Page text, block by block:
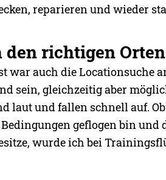
reparieren und wieder
den richtigen Orten
war auch die Locationsuche
sein, gleichzeitig aber
laut und fallen schnell auf.
geflogen bin und
wurde ich bei